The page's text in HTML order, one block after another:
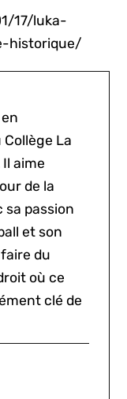
17/luka-
historique/
La
aime
de la
sa passion
et son
du
où ce
clé de